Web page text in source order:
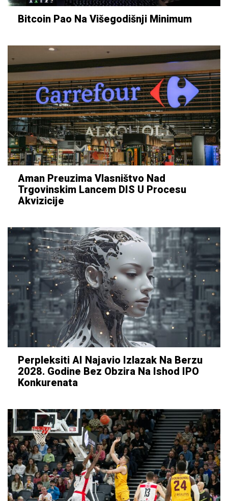
Bitcoin Pao Na Višegodišnji Minimum
Aman Preuzima Vlasništvo Nad
Trgovinskim Lancem DIS U Procesu
Akvizicije
Perpleksiti AI Najavio Izlazak Na Berzu
2028. Godine Bez Obzira Na Ishod IPO
Konkurenata